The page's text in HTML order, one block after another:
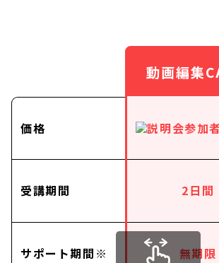
価格
受講期間
サポート期間※
動画編集
2日間
無期限